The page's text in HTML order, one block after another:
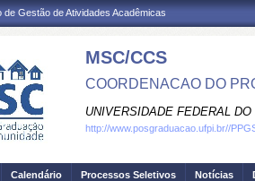
de Gestão de Atividades Acadêmicas
MSC/CCS
COORDENACAO DO
UNIVERSIDADE FEDERAL
http://www.posgraduacao.ufpi.br//
Calendário Processos Seletivos Notícias